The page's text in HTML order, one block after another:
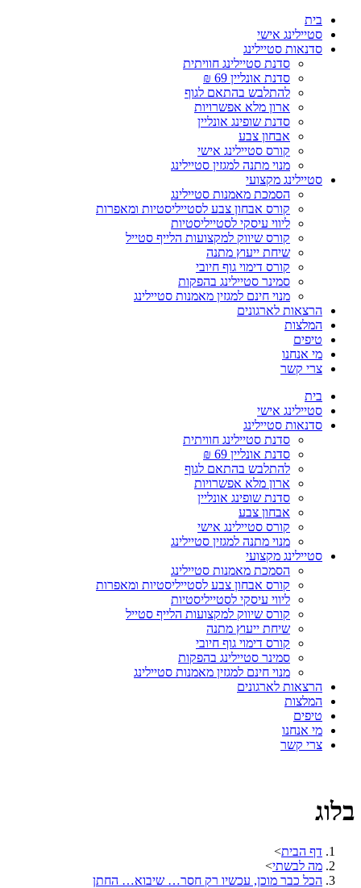
Skip
content
בית
סטיילינג אישי
סדנאות סטיילינג
סדנת סטיילינג חוויתית
סדנת אונליין 69 ₪
להתלבש בהתאם לגוף
ארון מלא אפשרויות
סדנת שופינג אונליין
אבחון צבע
קורס סטיילינג אישי
מנוי מתנה למגזין סטיילינג
סטיילינג מקצועי
הסמכת מאמנות סטיילינג
קורס אבחון צבע לסטייליסטיות ומאפרות
ליווי עיסקי לסטייליסטיות
קורס שיווק למקצועות הלייף סטייל
שיחת ייעוץ מתנה
קורס דימוי גוף חיובי
סמינר סטיילינג בהפקות
מנוי חינם למגזין מאמנות סטיילינג
הרצאות לארגונים
המלצות
טיפים
מי אנחנו
צרי קשר
בית
סטיילינג אישי
סדנאות סטיילינג
סדנת סטיילינג חוויתית
סדנת אונליין 69 ₪
להתלבש בהתאם לגוף
ארון מלא אפשרויות
סדנת שופינג אונליין
אבחון צבע
קורס סטיילינג אישי
מנוי מתנה למגזין סטיילינג
סטיילינג מקצועי
הסמכת מאמנות סטיילינג
קורס אבחון צבע לסטייליסטיות ומאפרות
ליווי עיסקי לסטייליסטיות
קורס שיווק למקצועות הלייף סטייל
שיחת ייעוץ מתנה
קורס דימוי גוף חיובי
סמינר סטיילינג בהפקות
מנוי חינם למגזין מאמנות סטיילינג
הרצאות לארגונים
המלצות
טיפים
מי אנחנו
צרי קשר
בלוג
דף הבית>
מה לבשתי>
הכל כבר מוכן, עכשיו רק חסר… שיבוא… החתן